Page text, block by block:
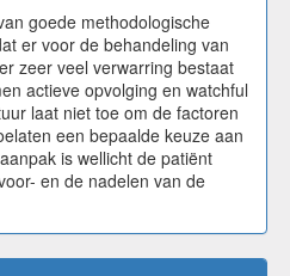
goede methodologische
er voor de behandeling van
zeer veel verwarring bestaat
actieve opvolging en watchful
laat niet toe om de factoren
een bepaalde keuze aan
is wellicht de patiënt
en de nadelen van de